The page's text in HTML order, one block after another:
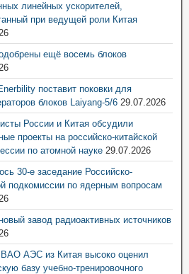
линейных ускорителей,
при ведущей роли Китая
ещё восемь блоков
поставит поковки для
блоков Laiyang-5/6 29.07.2026
России и Китая обсудили
проекты на российско-китайской
по атомной науке 29.07.2026
30-е заседание Российско-
подкомиссии по ядерным вопросам
завод радиоактивных источников
ВАО АЭС из Китая высоко оценил
базу учебно-тренировочного